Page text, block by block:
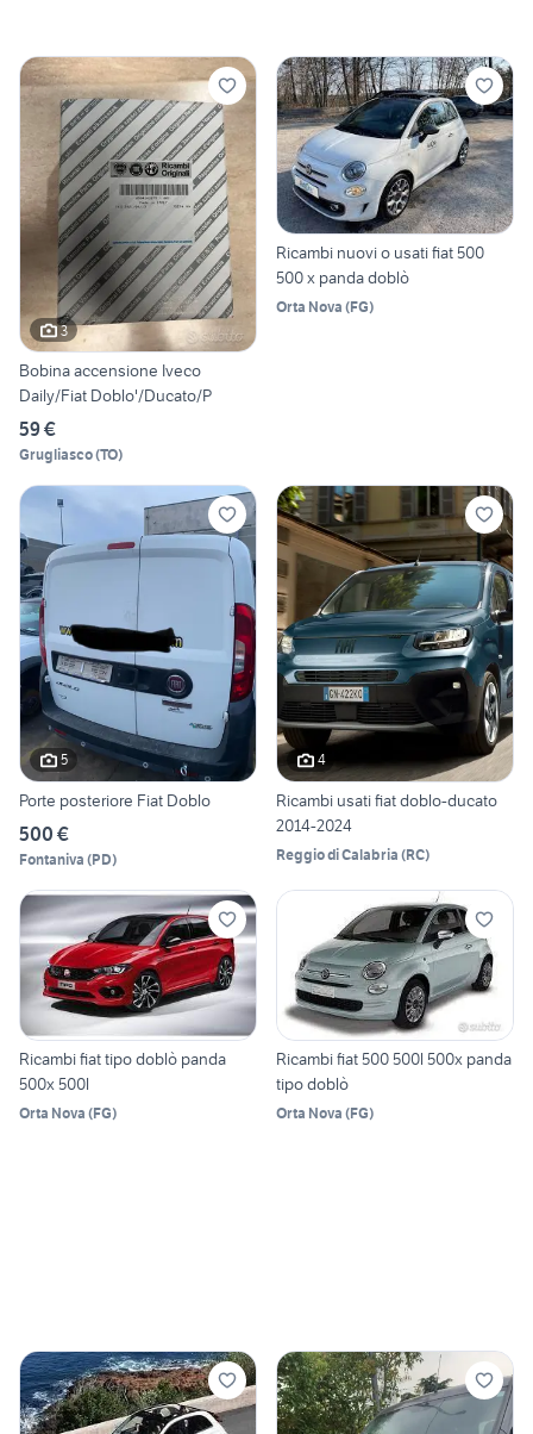
3
Bobina accensione Iveco
Daily/Fiat Doblo'/Ducato/P
59 €
Grugliasco(TO)
Ricambi nuovi o usati fiat 500
500 x panda doblò
Orta Nova (FG)
5
Porte posteriore Fiat Doblo
500 €
Fontaniva (PD)
4
Ricambi usati fiat doblo-ducato
2014-2024
Reggio di Calabria (RC)
Ricambi fiat tipo doblò panda
500x 500l
Orta Nova (FG)
Ricambi fiat 500 500l 500x panda
tipo doblò
Orta Nova (FG)